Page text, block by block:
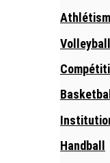
Volleyball
Basketball
Handball